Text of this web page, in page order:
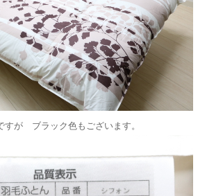
すが ブラック色もございます。